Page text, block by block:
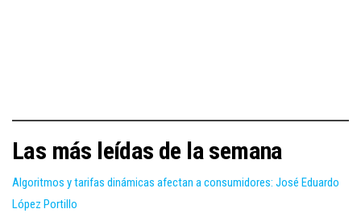
Las más leídas de la semana
Algoritmos y tarifas dinámicas afectan a consumidores: José Eduardo
López Portillo